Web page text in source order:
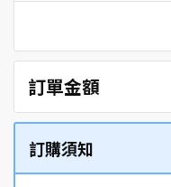
訂單金額
訂購須知